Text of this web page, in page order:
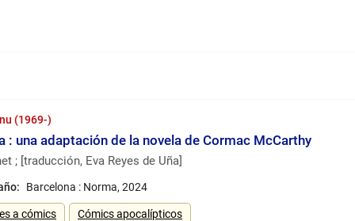
(1969-)
: una adaptación de la novela de Cormac McCarthy
; [traducción, Eva Reyes de Uña]
Barcelona : Norma, 2024
a cómics Cómics apocalípticos